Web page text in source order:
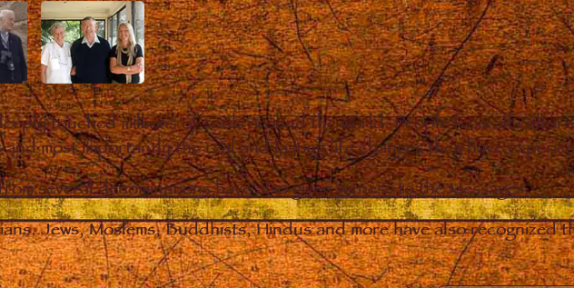
touched millions of souls around the world. People from all
and most importantly the real and lasting life changes they have
several denominations have also given witness to the Messages.
Jews, Moslems, Buddhists, Hindus and more have also recognized